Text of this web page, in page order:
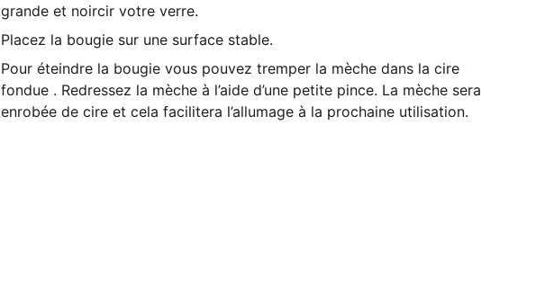
grande et noircir votre verre.
Placez la bougie sur une surface stable.
Pour éteindre la bougie vous pouvez tremper la mèche dans la cire
fondue . Redressez la mèche à l’aide d’une petite pince. La mèche sera
enrobée de cire et cela facilitera l’allumage à la prochaine utilisation.